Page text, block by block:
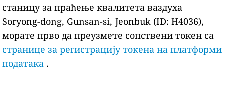
станицу за праћење квалитета ваздуха
Soryong-dong, Gunsan-si, Jeonbuk (ID: H4036),
морате прво да преузмете сопствени токен са
странице за регистрацију токена на платформи
података .